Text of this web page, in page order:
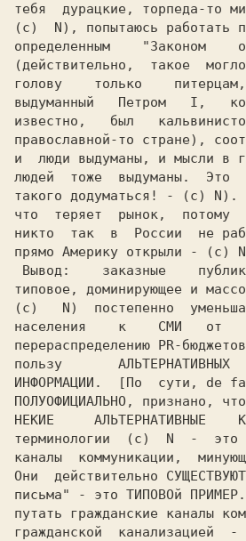
тебя  дурацкие, торпеда-то
(c)  N), попытаюсь работать
определенным    "Законом
(действительно,  такое
голову    только
выдуманный   Петром   I,
известно,   был
православной-то стране),
и  люди выдуманы, и мысли в
людей  тоже  выдуманы.  Это
такого додуматься! - (c) N).
что  теряет  рынок,  потому
никто  так  в  России  не
прямо Америку
типовое, доминирующее и
(c)   N)  постепенно
населения    к    СМИ   от
перераспределению PR-
пользу       АЛЬТЕРНАТИВНЫХ
ПОЛУОФИЦИАЛЬНО, признано,
НЕКИЕ     АЛЬТЕРНАТИВНЫЕ
терминологии  (c)  N  -  это
каналы  коммуникации,
Они  действительно
письма" - это ТИПОВОй
путать гражданские каналы
гражданской  канализацией  -